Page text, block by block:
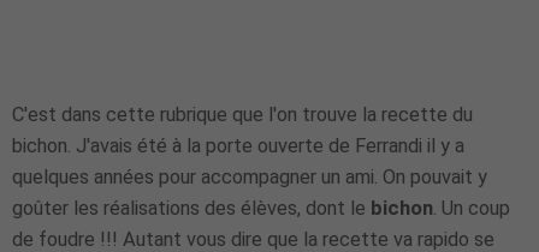
C'est dans cette rubrique que l'on trouve la recette du
bichon. J'avais été à la porte ouverte de Ferrandi il y a
quelques années pour accompagner un ami. On pouvait y
goûter les réalisations des élèves, dont le bichon . Un coup
de foudre !!! Autant vous dire que la recette va rapido se